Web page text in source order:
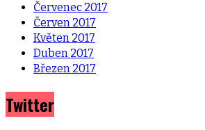
Červenec 2017
Červen 2017
Květen 2017
Duben 2017
Březen 2017
Twitter